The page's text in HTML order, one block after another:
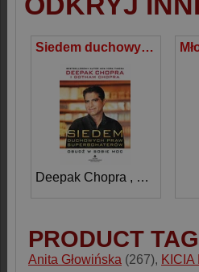
Siedem duchowych praw superbohaterów Obudź w sobie moc
Deepak Chopra , Gotham
PRODUCT
Anita Głowińska (267), KICIA